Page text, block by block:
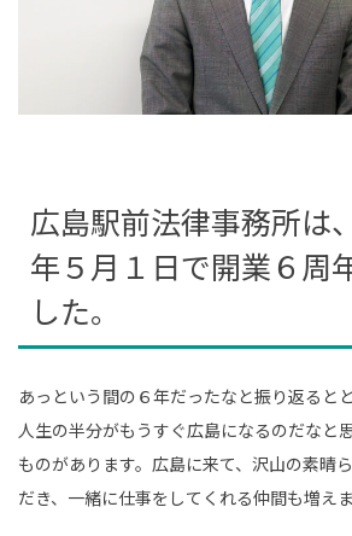
広島駅前法律事務所は
年５月１日で開業６周
した。
あっという間の６年だったなと振り返ると
人生の半分がもうすぐ広島になるのだなと
ものがあります。広島に来て、沢山の素晴
だき、一緒に仕事をしてくれる仲間も増えま